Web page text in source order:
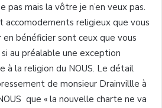
pas mais la vôtre je n’en veux pas.
accomodements religieux que vous
bénéficier sont ceux que vous
au préalable une exception
à la religion du NOUS. Le détail
de monsieur Drainvillle à
que « la nouvelle charte ne va